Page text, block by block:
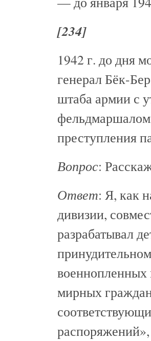
[234]
1942 г. до дня
генерал Бёк-
штаба армии с
фельдмаршалом
преступления
Вопрос:
Ответ: Я, как
дивизии,
разрабатывал
военнопленных
мирных